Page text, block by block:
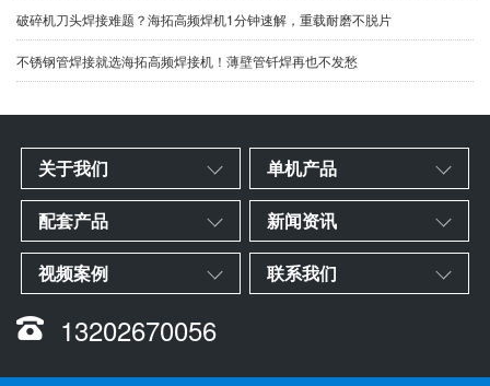
破碎机刀头焊接难题？海拓高频焊机1分钟速解，重载耐磨不脱片
不锈钢管焊接就选海拓高频焊接机！薄壁管钎焊再也不发愁
关于我们 单机产品
配套产品 新闻资讯
视频案例 联系我们
13202670056